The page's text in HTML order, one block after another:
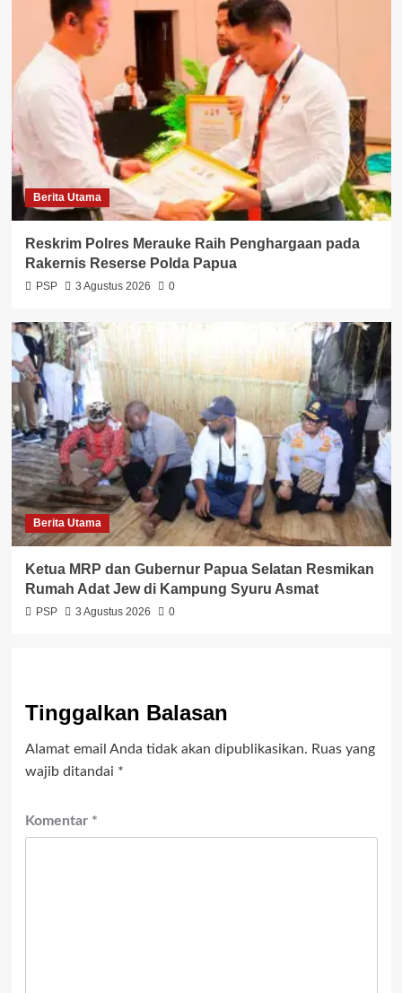
Berita Utama
Reskrim Polres Merauke Raih Penghargaan pada
Rakernis Reserse Polda Papua
PSP 3 Agustus 2026 0
Berita Utama
Ketua MRP dan Gubernur Papua Selatan Resmikan
Rumah Adat Jew di Kampung Syuru Asmat
PSP 3 Agustus 2026 0
Tinggalkan Balasan
Alamat email Anda tidak akan dipublikasikan. Ruas yang
wajib ditandai *
Komentar *